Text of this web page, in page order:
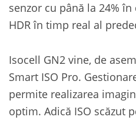
senzor cu până la 24%
HDR în timp real al
Isocell GN2 vine, de
Smart ISO Pro.
permite realizarea
optim. Adică ISO scăzut